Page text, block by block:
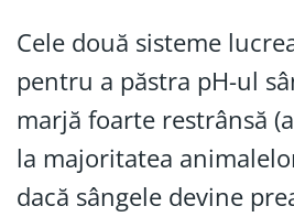
Cele două sisteme
pentru a păstra pH-ul
marjă foarte restrânsă
la majoritatea
dacă sângele devine